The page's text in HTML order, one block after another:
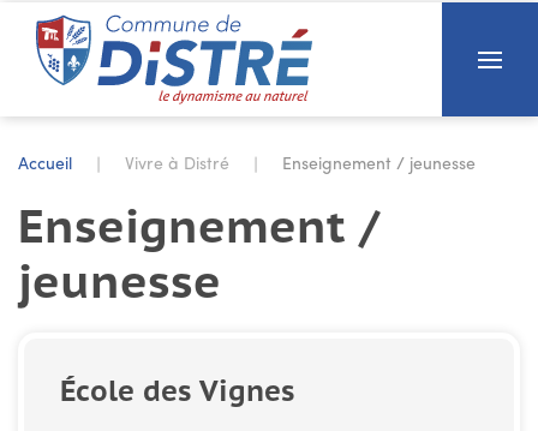
Accueil Vivre à Distré Enseignement / jeunesse
Enseignement /
jeunesse
École des Vignes